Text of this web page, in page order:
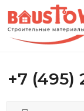
+7 (495)